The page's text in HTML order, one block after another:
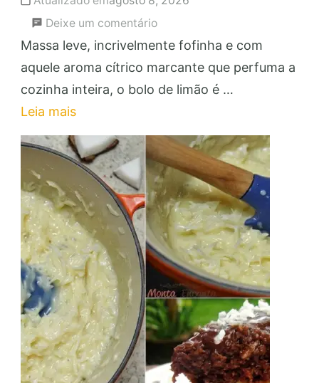
Deixe um comentárioem
Bolo
de
Limão
Faça
e
Venda
para
Renda
Extra!
Massa leve, incrivelmente fofinha e com
aquele aroma cítrico marcante que perfuma a
cozinha inteira, o bolo de limão é …
Leia mais